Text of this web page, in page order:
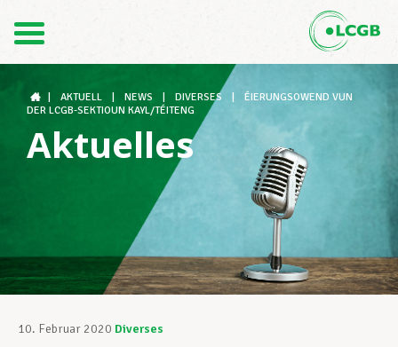
FR
Der LCGB
Gewerkschaftsstrukturen
Unterstützung im Arbeitsalltag
AKTUELL NEWS DIVERSES
ÉIERUNGSOWEND VUN
DER LCGB-SEKTIOUN KAYL/TÉITENG
Aktuelles
10. Februar 2020 Diverses